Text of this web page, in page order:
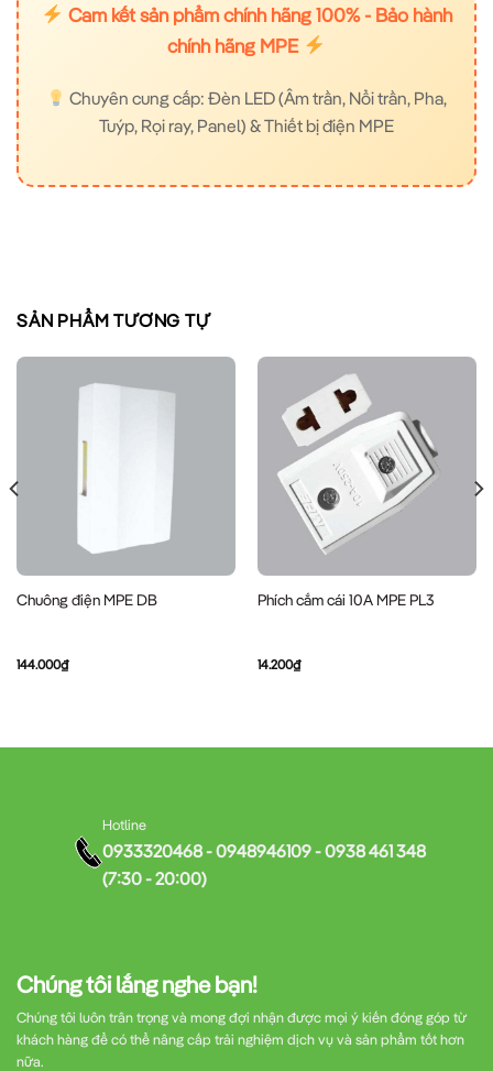
Cam kết sản phẩm chính hãng 100% - Bảo hành
chính hãng MPE
Chuyên cung cấp: Đèn LED (Âm trần, Nổi trần, Pha,
Tuýp, Rọi ray, Panel) & Thiết bị điện MPE
SẢN PHẨM TƯƠNG TỰ
Chuông điện MPE DB
144.000₫
Phích cắm cái 10A MPE PL3
14.200₫
Chúng tôi lắng nghe bạn!
Chúng tôi luôn trân trọng và mong đợi nhận được mọi ý kiến đóng góp từ
khách hàng để có thể nâng cấp trải nghiệm dịch vụ và sản phẩm tốt hơn
nữa.
Hotline
0933320468 - 0948946109 - 0938 461 348
(7:30 - 20:00)